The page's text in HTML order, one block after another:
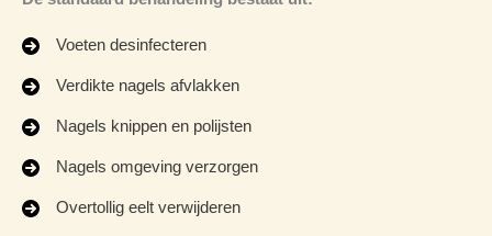
Voeten desinfecteren
Verdikte nagels afvlakken
Nagels knippen en polijsten
Nagels omgeving verzorgen
Overtollig eelt verwijderen